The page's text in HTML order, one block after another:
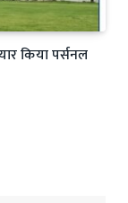
किया पर्सनल